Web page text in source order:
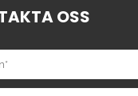
OSS